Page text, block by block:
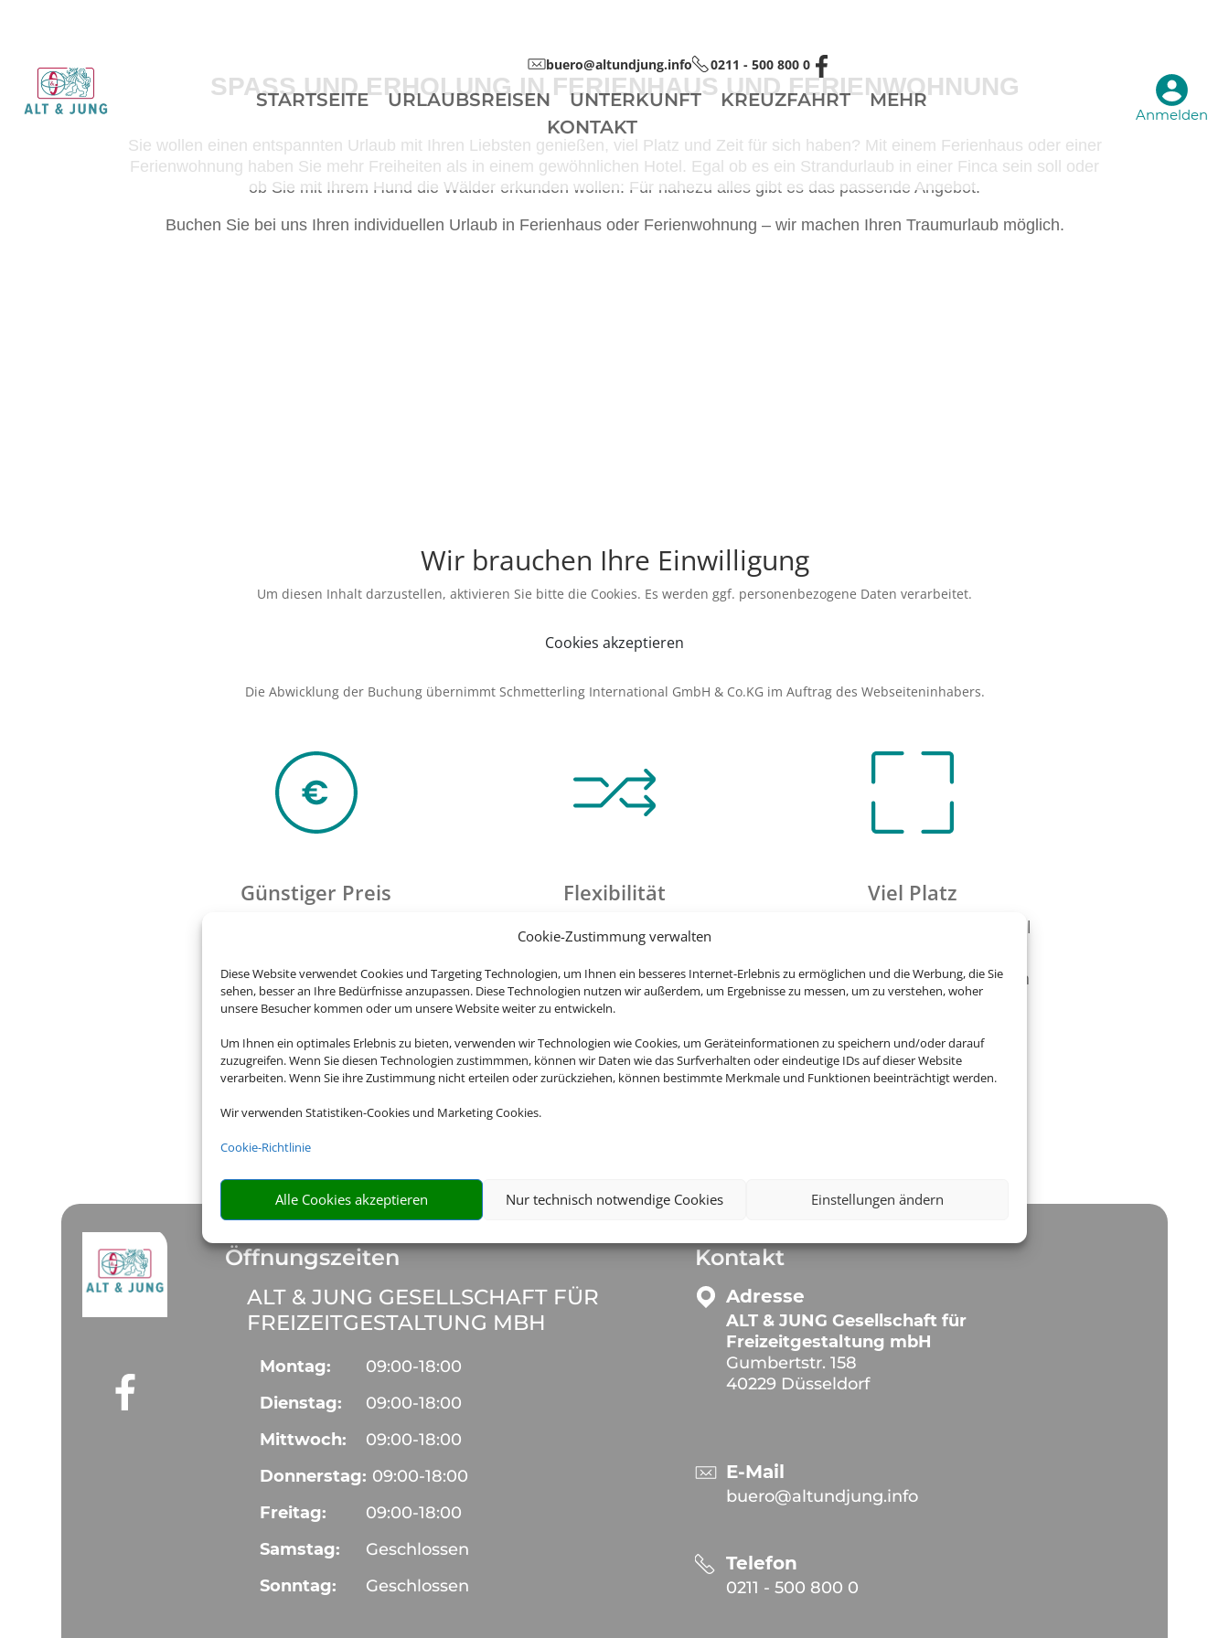
Cookie-Zustimmung verwalten
Diese Website verwendet Cookies und Targeting Technologien, um Ihnen ein besseres Internet-Erlebnis zu ermöglichen und die Werbung, die Sie
sehen, besser an Ihre Bedürfnisse anzupassen. Diese Technologien nutzen wir außerdem, um Ergebnisse zu messen, um zu verstehen, woher
unsere Besucher kommen oder um unsere Website weiter zu entwickeln.
Um Ihnen ein optimales Erlebnis zu bieten, verwenden wir Technologien wie Cookies, um Geräteinformationen zu speichern und/oder darauf
zuzugreifen. Wenn Sie diesen Technologien zustimmmen, können wir Daten wie das Surfverhalten oder eindeutige IDs auf dieser Website
verarbeiten. Wenn Sie ihre Zustimmung nicht erteilen oder zurückziehen, können bestimmte Merkmale und Funktionen beeinträchtigt werden.
Wir verwenden Statistiken-Cookies und Marketing Cookies.
Cookie-Richtlinie
Alle Cookies akzeptieren Nur technisch notwendige Cookies Einstellungen ändern
buero@altundjung.info 0211 - 500 800 0
Anmelden
STARTSEITE URLAUBSREISEN UNTERKUNFT KREUZFAHRT
MEHR
KONTAKT
SPASS UND ERHOLUNG IN FERIENHAUS UND FERIENWOHNUNG
Sie wollen einen entspannten Urlaub mit Ihren Liebsten genießen, viel Platz und Zeit für sich haben? Mit einem Ferienhaus oder einer
Ferienwohnung haben Sie mehr Freiheiten als in einem gewöhnlichen Hotel. Egal ob es ein Strandurlaub in einer Finca sein soll oder
ob Sie mit Ihrem Hund die Wälder erkunden wollen: Für nahezu alles gibt es das passende Angebot.
Buchen Sie bei uns Ihren individuellen Urlaub in Ferienhaus oder Ferienwohnung – wir machen Ihren Traumurlaub möglich.
Wir brauchen Ihre Einwilligung
Um diesen Inhalt darzustellen, aktivieren Sie bitte die Cookies. Es werden ggf. personenbezogene Daten verarbeitet.
Cookies akzeptieren
Die Abwicklung der Buchung übernimmt Schmetterling International GmbH & Co.KG im Auftrag des Webseiteninhabers.
Günstiger Preis
preiswerter als ein Hotel.
Flexibilität
Gestalten Sie Ihren
Tagesablauf, wie Sie es
wollen. Die Erholung steht an
erster Stelle!
Viel Platz
Eine Ferienwohnung bietet viel
auch eine Terrasse oder einen
Öffnungszeiten
ALT & JUNG GESELLSCHAFT FÜR
FREIZEITGESTALTUNG MBH
Montag: 09:00-18:00
Dienstag:
09:00-18:00
Mittwoch:
09:00-18:00
Donnerstag: 09:00-18:00
Freitag:
09:00-18:00
Samstag:
Geschlossen
Sonntag:
Geschlossen
Kontakt
Adresse
ALT & JUNG Gesellschaft für
Freizeitgestaltung mbH
Gumbertstr. 158
40229 Düsseldorf
E-Mail
buero@altundjung.info
Telefon
0211 - 500 800 0